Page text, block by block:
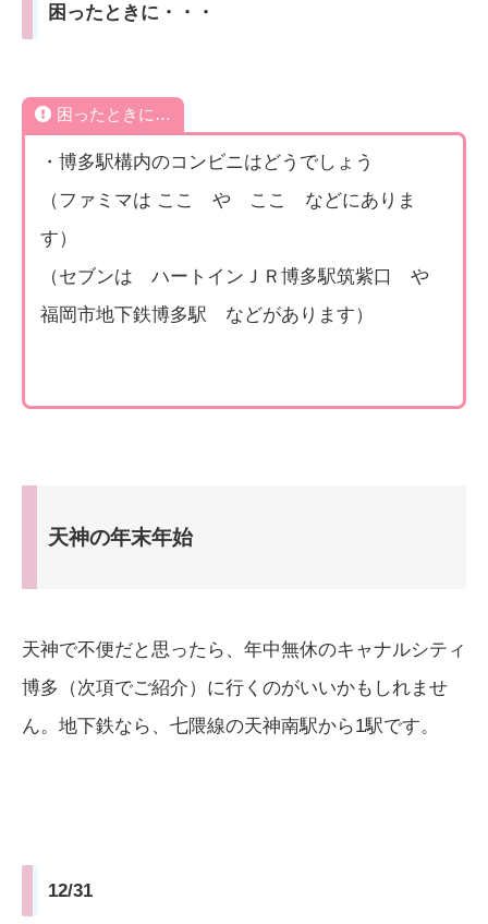
困ったときに・・・
困ったときに…
・博多駅構内のコンビニはどうでしょう
（ファミマは ここ や ここ などにありま
す）
（セブンは ハートインＪＲ博多駅筑紫口 や
福岡市地下鉄博多駅 などがあります）
天神の年末年始
天神で不便だと思ったら、年中無休のキャナルシティ
博多（次項でご紹介）に行くのがいいかもしれませ
ん。地下鉄なら、七隈線の天神南駅から1駅です。
12/31